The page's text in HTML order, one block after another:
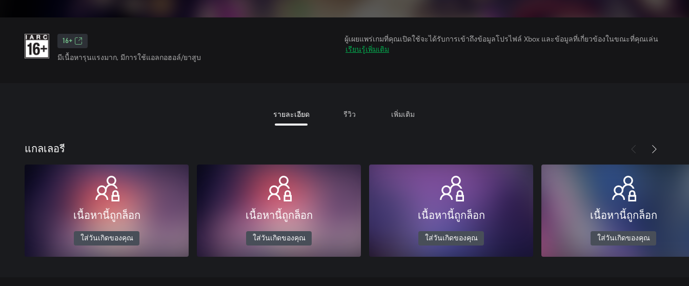
16+
มีเนื้อหารุนแรงมาก, มีการใช้แอลกอฮอล์/ยาสูบ
ผู้เผยแพร่เกมที่คุณเปิดใช้จะได้รับการเข้าถึงข้อมูลโปรไฟล์ Xbox และข้อมูลที่เกี่ยวข้องในขณะที่คุณเล่น
เรียนรู้เพิ่มเติม
รายละเอียด รีวิว เพิ่มเติม
แกลเลอรี
เนื้อหานี้ถูกล็อก
ใส่วันเกิดของคุณ
เนื้อหานี้ถูกล็อก
ใส่วันเกิดของคุณ
เนื้อหานี้ถูกล็อก
ใส่วันเกิดของคุณ
เนื้อหานี้ถูกล็อก
ใส่วันเกิดของคุณ